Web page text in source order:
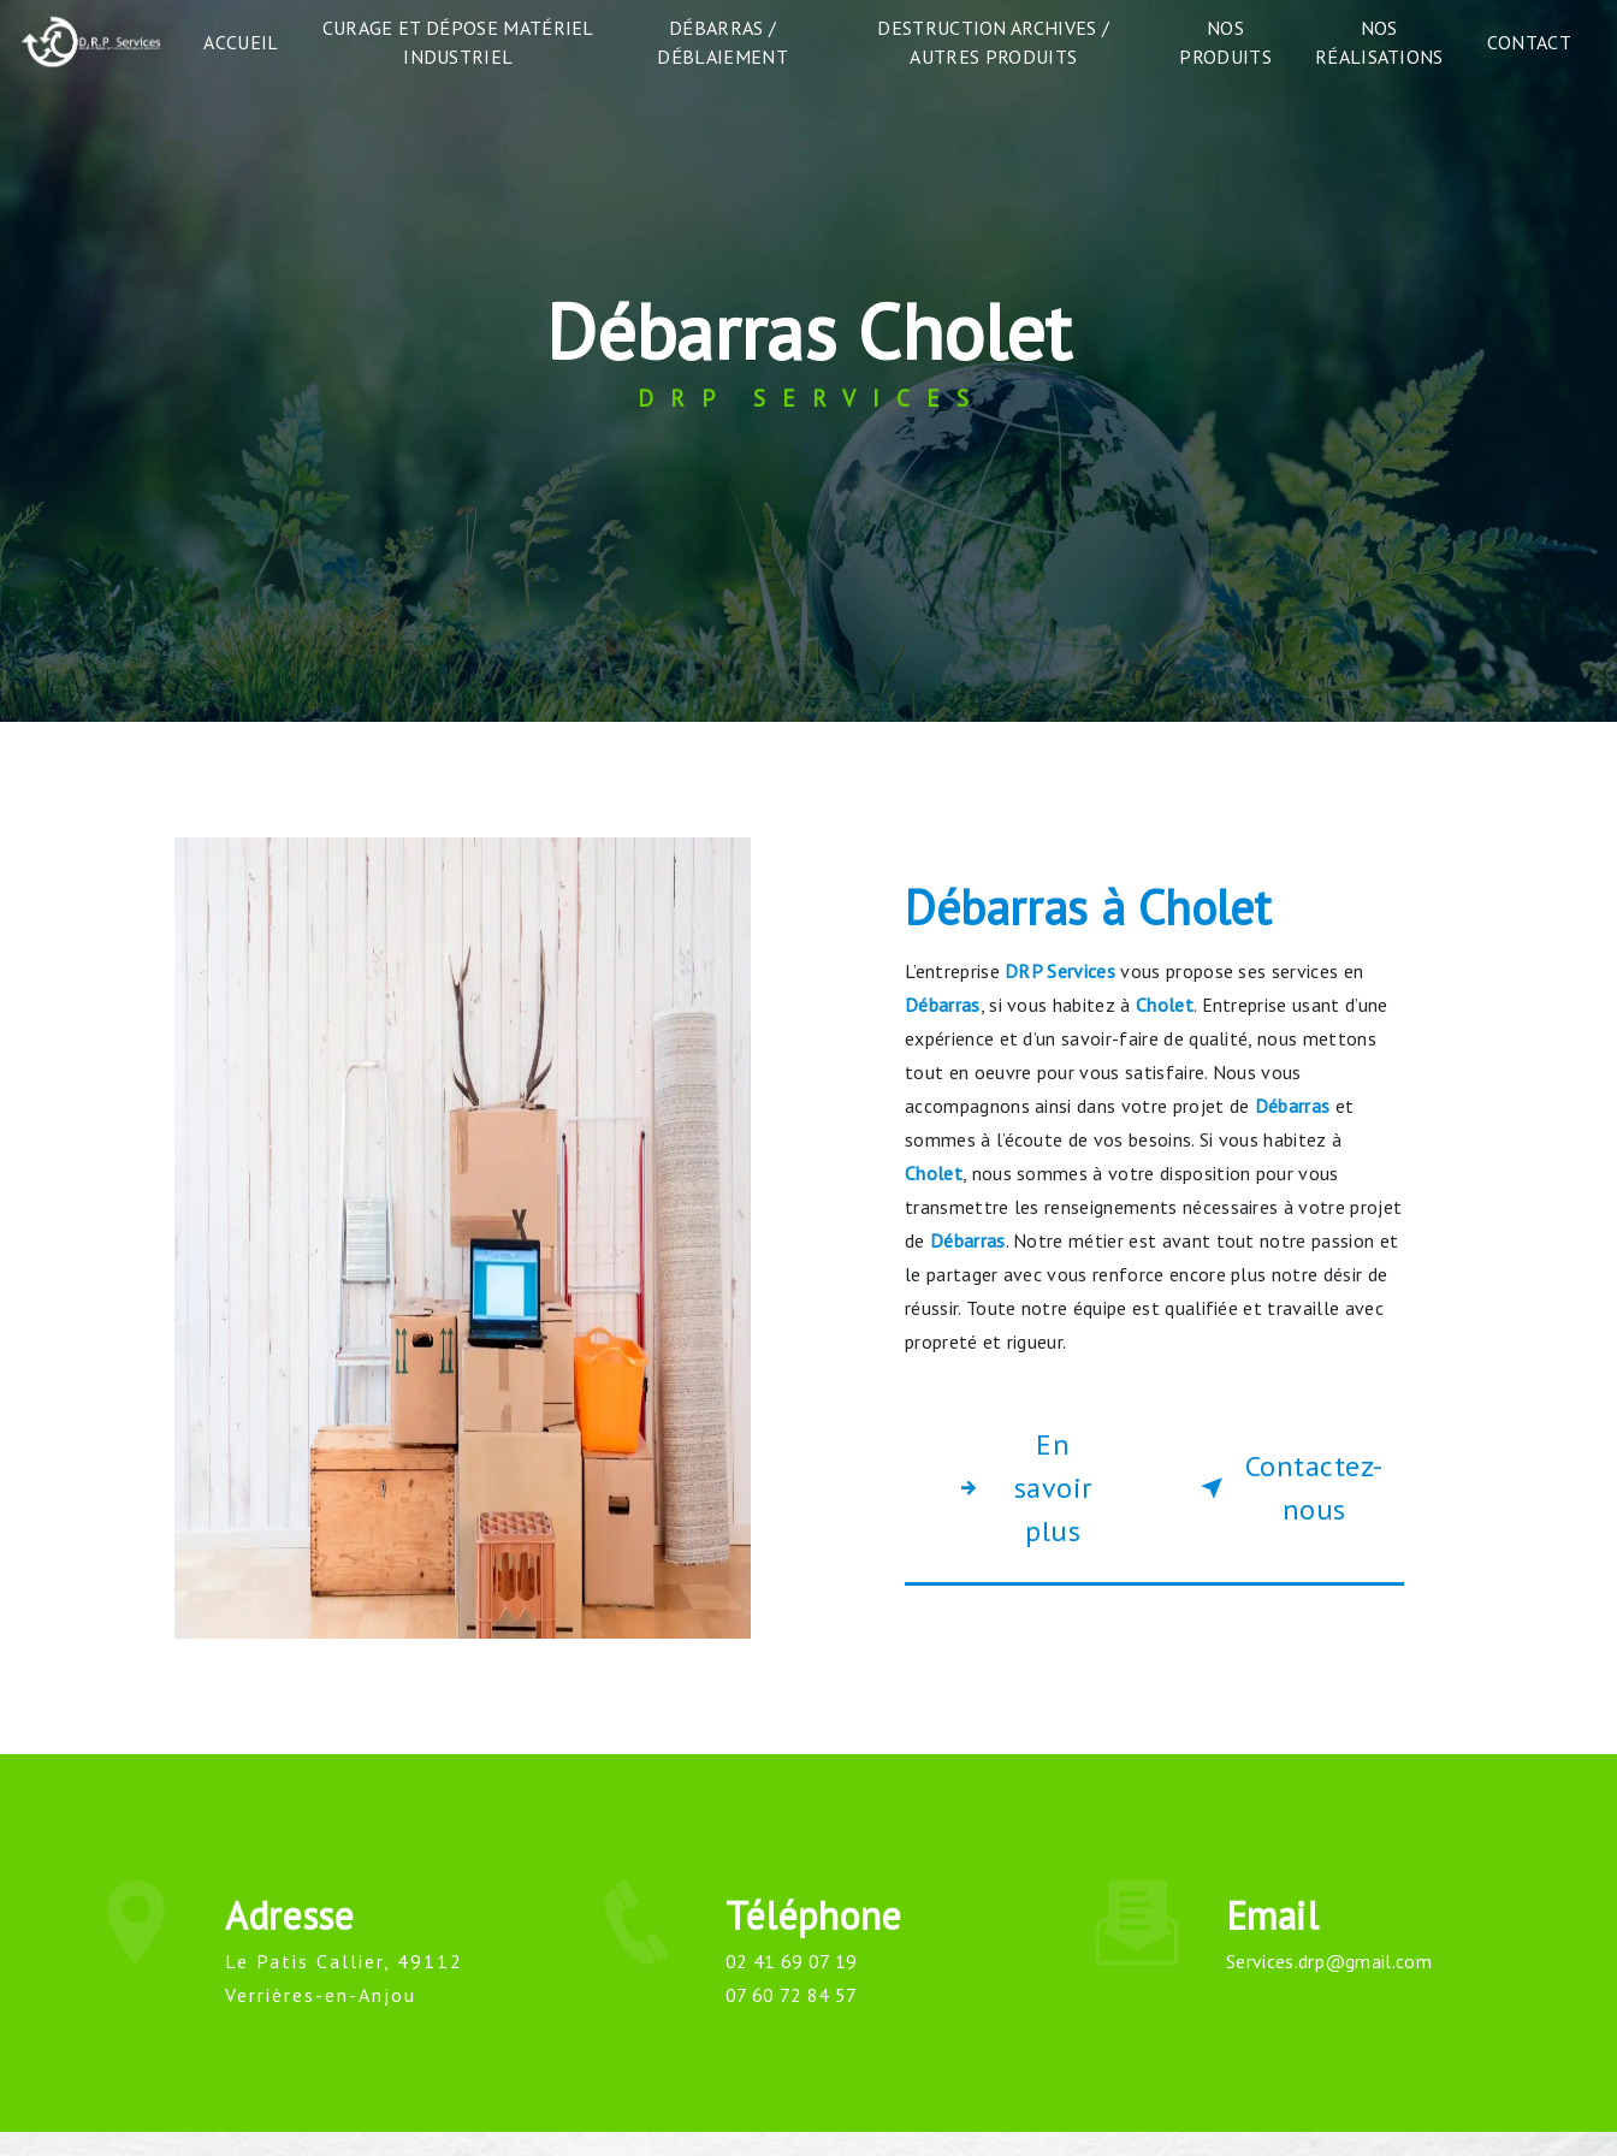
ACCUEIL
CURAGE ET DÉPOSE MATÉRIEL
INDUSTRIEL
DÉBARRAS /
DÉBLAIEMENT
DESTRUCTION ARCHIVES /
AUTRES PRODUITS
NOS
PRODUITS
NOS
RÉALISATIONS
CONTACT
Débarras Cholet
DRP SERVICES
Débarras à Cholet
L’entreprise DRP Services vous propose ses services en
Débarras, si vous habitez à Cholet. Entreprise usant d’une
expérience et d’un savoir-faire de qualité, nous mettons
tout en oeuvre pour vous satisfaire. Nous vous
accompagnons ainsi dans votre projet de Débarras et
sommes à l’écoute de vos besoins. Si vous habitez à
Cholet, nous sommes à votre disposition pour vous
transmettre les renseignements nécessaires à votre projet
de Débarras. Notre métier est avant tout notre passion et
le partager avec vous renforce encore plus notre désir de
réussir. Toute notre équipe est qualifiée et travaille avec
propreté et rigueur.
En
savoir
plus
Contactez-
nous
Adresse
Le Patis Callier, 49112
Verrières-en-Anjou
Téléphone
02 41 69 07 19
07 60 72 84 57
Email
services.drp@gmail.com
Panneau de gestion des cookies